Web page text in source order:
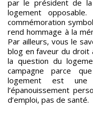
par le président de la
logement
commémoration
rend hommage à la
Par ailleurs, vous le
blog en faveur du droit
la question du
campagne parce
logement est
l’épanouissement
d’emploi, pas de santé.